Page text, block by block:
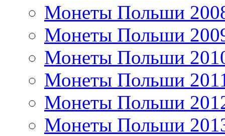
Монеты Польши
Монеты Польши
Монеты Польши
Монеты Польши
Монеты Польши
Монеты Польши